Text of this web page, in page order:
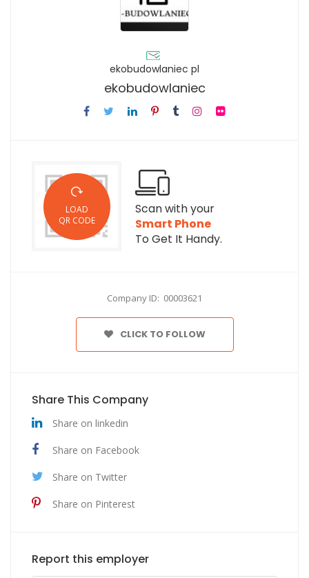
ekobudowlaniec pl
ekobudowlaniec
LOAD
QR CODE
Scan with your
Smart Phone
To Get It Handy.
Company ID: 00003621
CLICK TO FOLLOW
Share This Company
Share on linkedin
Share on Facebook
Share on Twitter
Share on Pinterest
Report this employer